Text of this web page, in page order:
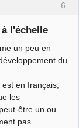
6
l'échelle
un peu en
du
en français,
les
être un ou
pas